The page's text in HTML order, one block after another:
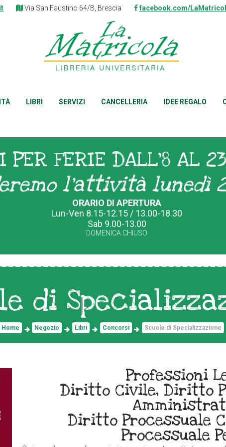
Via San Faustino 64/B, Brescia facebook.com/
LIBRI SERVIZI CANCELLERIA IDEE REGALO
PER FERIE DALL'8 AL
l'attività lunedì
ORARIO DI APERTURA
Lun-Ven 8.15-12.15 / 13.00-18.30
Sab 9.00-13.00
DOMENICA CHIUSO
di
Home Negozio Libri Concorsi Scuole di Specializzazione
Professioni
Diritto Civile, Diritto
Diritto Processuale
Processuale